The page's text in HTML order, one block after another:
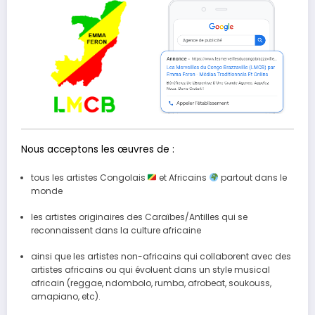
Nous acceptons les œuvres de :
tous les artistes Congolais et Africains
partout dans le
monde
les artistes originaires des Caraïbes/Antilles qui se
reconnaissent dans la culture africaine
ainsi que les artistes non-africains qui collaborent avec des
artistes africains ou qui évoluent dans un style musical
africain (reggae, ndombolo, rumba, afrobeat, soukouss,
amapiano, etc).